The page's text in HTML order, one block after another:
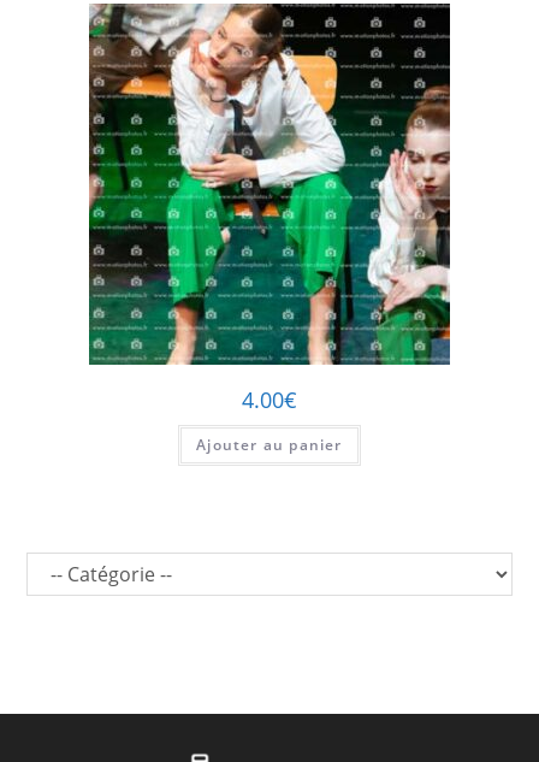
4.00€
Ajouter au panier